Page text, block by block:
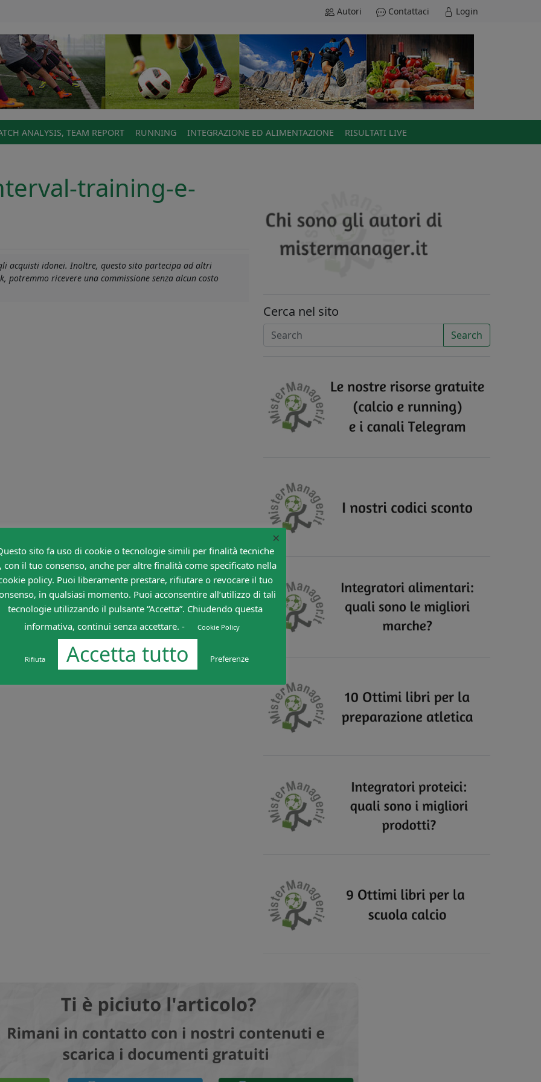
Autori Contattaci Login
ANALYSIS, TEAM REPORT RUNNING INTEGRAZIONE ED ALIMENTAZIONE RISULTATI LIVE
training-e-
acquisti idonei. Inoltre, questo sito partecipa ad altri
ricevere una commissione senza alcun costo
Cerca nel sito
Search
×
sito fa uso di cookie o tecnologie simili per finalità tecniche
con il tuo consenso, anche per altre finalità come specificato nella
policy. Puoi liberamente prestare, rifiutare o revocare il tuo
in qualsiasi momento. Puoi acconsentire all’utilizzo di tali
tecnologie utilizzando il pulsante “Accetta”. Chiudendo questa
informativa, continui senza accettare. -
Cookie Policy
Rifiuta Accetta tutto Preferenze